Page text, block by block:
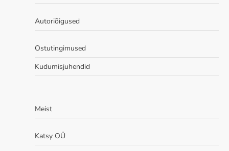
Autoriõigused
Ostutingimused
Kudumisjuhendid
Meist
Katsy OÜ